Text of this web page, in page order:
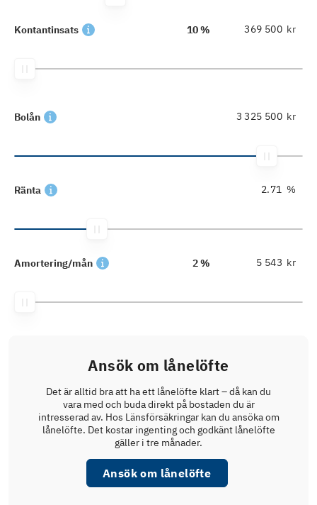
Kontantinsats 10 % kr
Bolån kr
Ränta %
Amortering/mån 2 % kr
Ansök om lånelöfte
Det är alltid bra att ha ett lånelöfte klart – då kan du
vara med och buda direkt på bostaden du är
intresserad av. Hos Länsförsäkringar kan du ansöka om
lånelöfte. Det kostar ingenting och godkänt lånelöfte
gäller i tre månader.
Ansök om lånelöfte